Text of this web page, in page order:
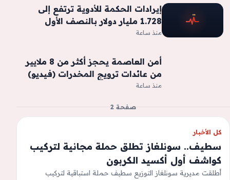
إيرادات الحكمة للأدوية ترتفع إلى
1.728 مليار دولار بالنصف الأول
منذ ساعة
أمن العاصمة يحجز أكثر من 8 ملايير
من عائدات ترويج المخدرات (فيديو)
منذ ساعة
صفحة 2
كل الأخبار
سطيف.. سونلغاز تطلق حملة مجانية لتركيب
كواشف أول أكسيد الكربون
أطلقت مديرية سونلغاز التوزيع سطيف حملة استباقية لتركيب